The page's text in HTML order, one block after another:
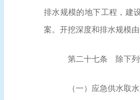
排水规模的地下工程，建
案。开挖深度和排水规模
第二十七条 除下列
（一）应急供水取水